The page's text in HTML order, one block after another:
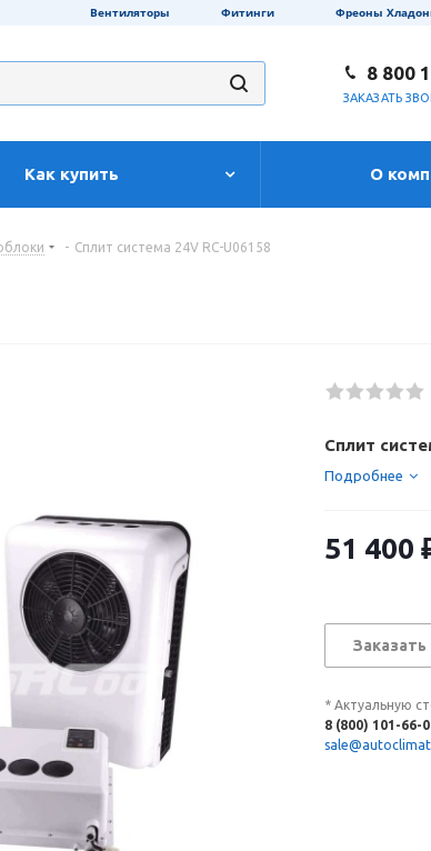
Вентиляторы Фитинги Фреоны
8 800
ЗАКАЗАТЬ
Как купить О
- Сплит система 24V RC-U06158
Сплит
Подробнее
51 400
Заказать
* Актуальную
8 (800) 101-66-